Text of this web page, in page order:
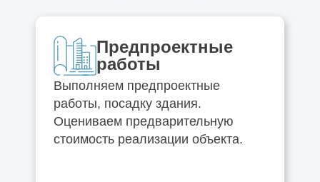
Предпроектные
работы
Выполняем предпроектные
работы, посадку здания.
Оцениваем предварительную
стоимость реализации объекта.